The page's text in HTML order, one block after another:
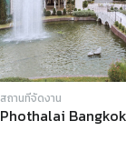
สถานที่จัดงาน
Phothalai Bangkok